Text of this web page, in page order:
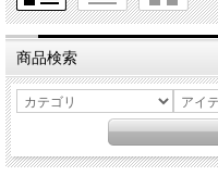
商品検索